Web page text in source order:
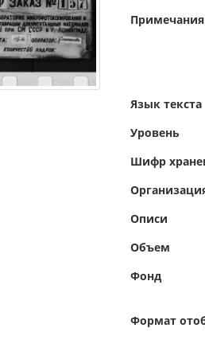
Примечания
Язык текста
Уровень
Шифр
Описи
Объем
Фонд
Формат